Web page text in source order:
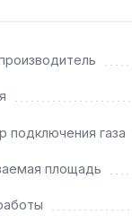
непрерывно
подключения газа
площадь